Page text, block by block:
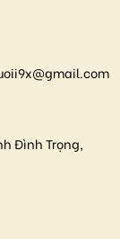
Đình Trọng,